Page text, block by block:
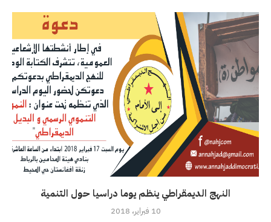
النهج الديمقراطي ينظم يوما دراسيا حول التنمية
10 فبراير، 2018